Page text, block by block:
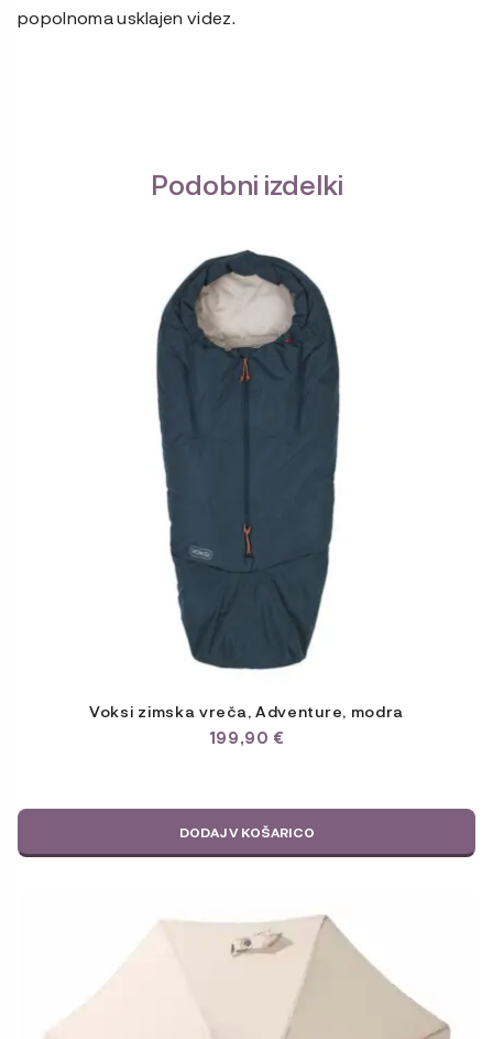
popolnoma usklajen videz.
Podobni izdelki
Voksi zimska vreča, Adventure, modra
199,90 €
DODAJ V KOŠARICO